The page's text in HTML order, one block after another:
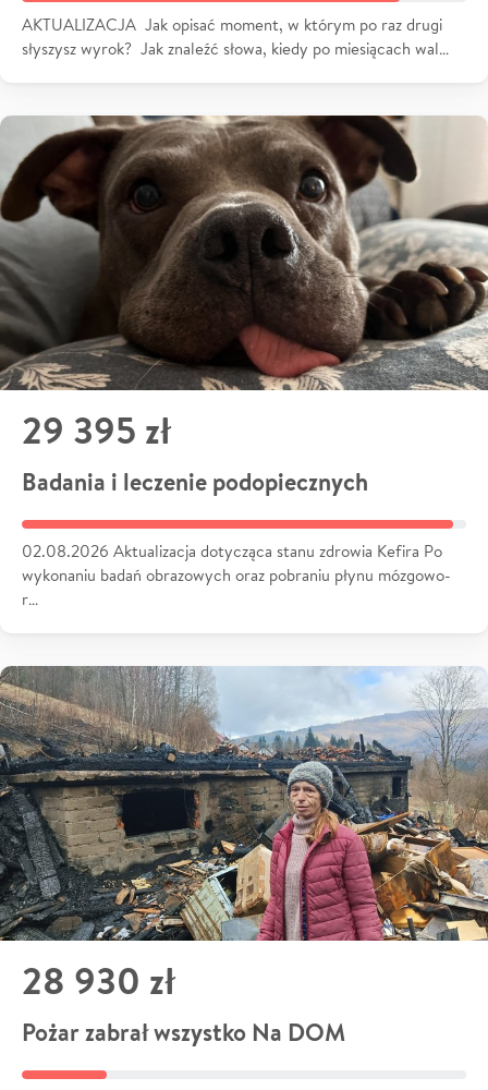
AKTUALIZACJA Jak opisać moment, w którym po raz drugi
słyszysz wyrok? Jak znaleźć słowa, kiedy po miesiącach wal…
29 395 zł
Badania i leczenie podopiecznych
02.08.2026 Aktualizacja dotycząca stanu zdrowia Kefira Po
wykonaniu badań obrazowych oraz pobraniu płynu mózgowo-
r…
28 930 zł
Pożar zabrał wszystko Na DOM